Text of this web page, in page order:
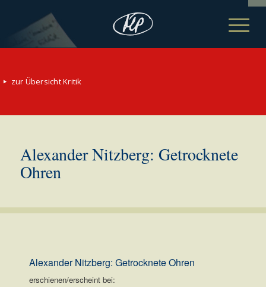
zur Übersicht Kritik
Alexander Nitzberg: Getrocknete
Ohren
Alexander Nitzberg: Getrocknete Ohren
erschienen/erscheint bei: